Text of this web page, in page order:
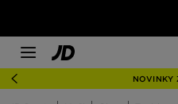
NOVINKY